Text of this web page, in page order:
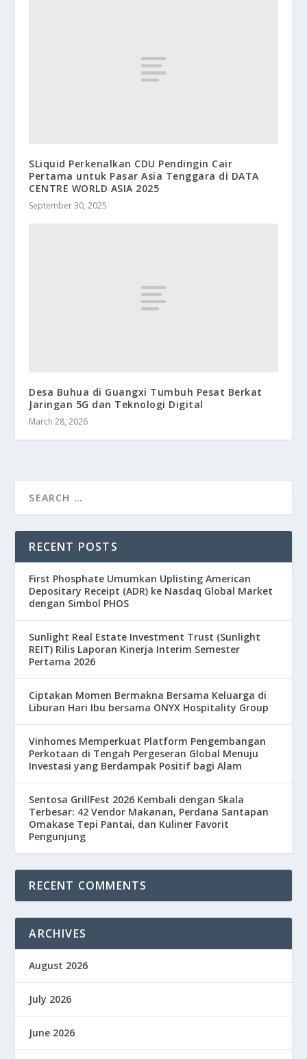
SLiquid Perkenalkan CDU Pendingin Cair
Pertama untuk Pasar Asia Tenggara di DATA
CENTRE WORLD ASIA 2025
September 30, 2025
Desa Buhua di Guangxi Tumbuh Pesat Berkat
Jaringan 5G dan Teknologi Digital
March 28, 2026
RECENT POSTS
First Phosphate Umumkan Uplisting American
Depositary Receipt (ADR) ke Nasdaq Global Market
dengan Simbol PHOS
Sunlight Real Estate Investment Trust (Sunlight
REIT) Rilis Laporan Kinerja Interim Semester
Pertama 2026
Ciptakan Momen Bermakna Bersama Keluarga di
Liburan Hari Ibu bersama ONYX Hospitality Group
Vinhomes Memperkuat Platform Pengembangan
Perkotaan di Tengah Pergeseran Global Menuju
Investasi yang Berdampak Positif bagi Alam
Sentosa GrillFest 2026 Kembali dengan Skala
Terbesar: 42 Vendor Makanan, Perdana Santapan
Omakase Tepi Pantai, dan Kuliner Favorit
Pengunjung
RECENT COMMENTS
ARCHIVES
August 2026
July 2026
June 2026